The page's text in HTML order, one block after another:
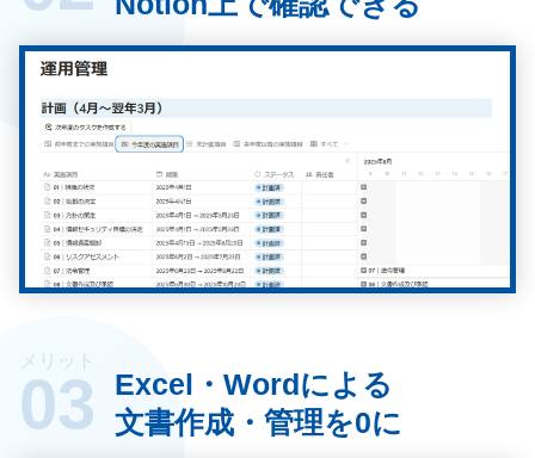
メリット
03
Excel・Wordによる
文書作成・管理を0に